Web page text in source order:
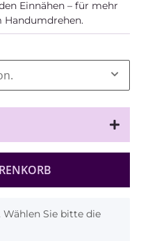
Einnähen – für mehr
Handumdrehen.
Sie bitte die